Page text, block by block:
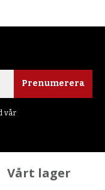
Prenumerera
vår
Vårt lager